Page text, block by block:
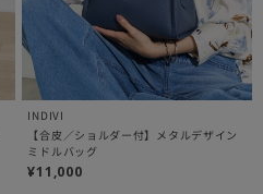
INDIVI
【合皮／ショルダー付】メタルデザイン
ミドルバッグ
¥11,000